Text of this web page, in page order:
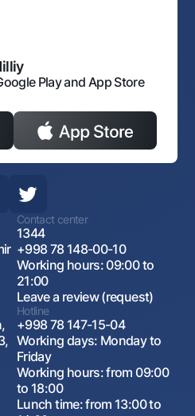
hours of the National Bank
of Uzbekistan
Play and App Store
Contact center
1344
+998 78 148-00-10
Working hours: 09:00 to
21:00
Leave a review (request)
Hotline
+998 78 147-15-04
Working days: Monday to
Friday
Working hours: from 09:00
to 18:00
Lunch time: from 13:00 to